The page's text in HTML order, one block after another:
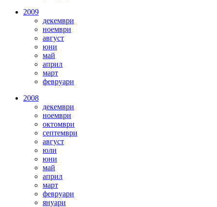
2009
декември
ноември
август
юни
май
април
март
февруари
2008
декември
ноември
октомври
септември
август
юли
юни
май
април
март
февруари
януари